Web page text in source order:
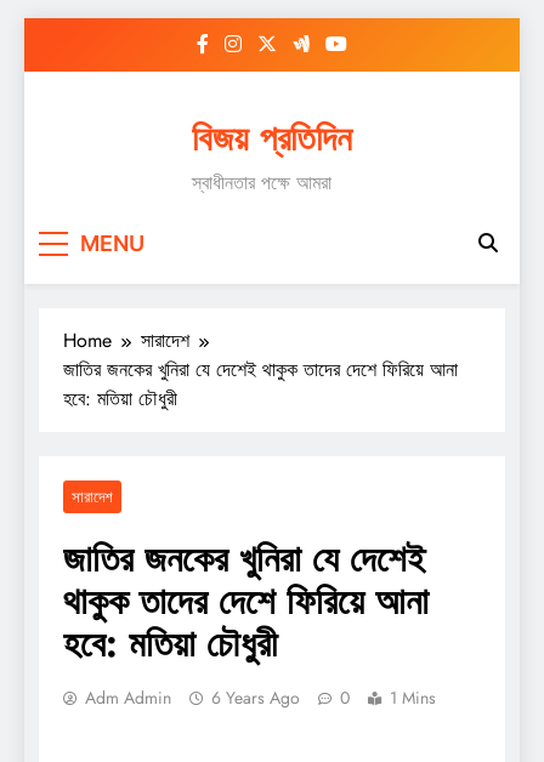
বিজয় প্রতিদিন
স্বাধীনতার পক্ষে আমরা
MENU
Home
সারাদেশ
জাতির জনকের খুনিরা যে দেশেই থাকুক তাদের দেশে ফিরিয়ে আনা
হবে: মতিয়া চৌধুরী
সারাদেশ
জাতির জনকের খুনিরা যে দেশেই
থাকুক তাদের দেশে ফিরিয়ে আনা
হবে: মতিয়া চৌধুরী
Adm Admin 6 Years Ago 0 1 Mins